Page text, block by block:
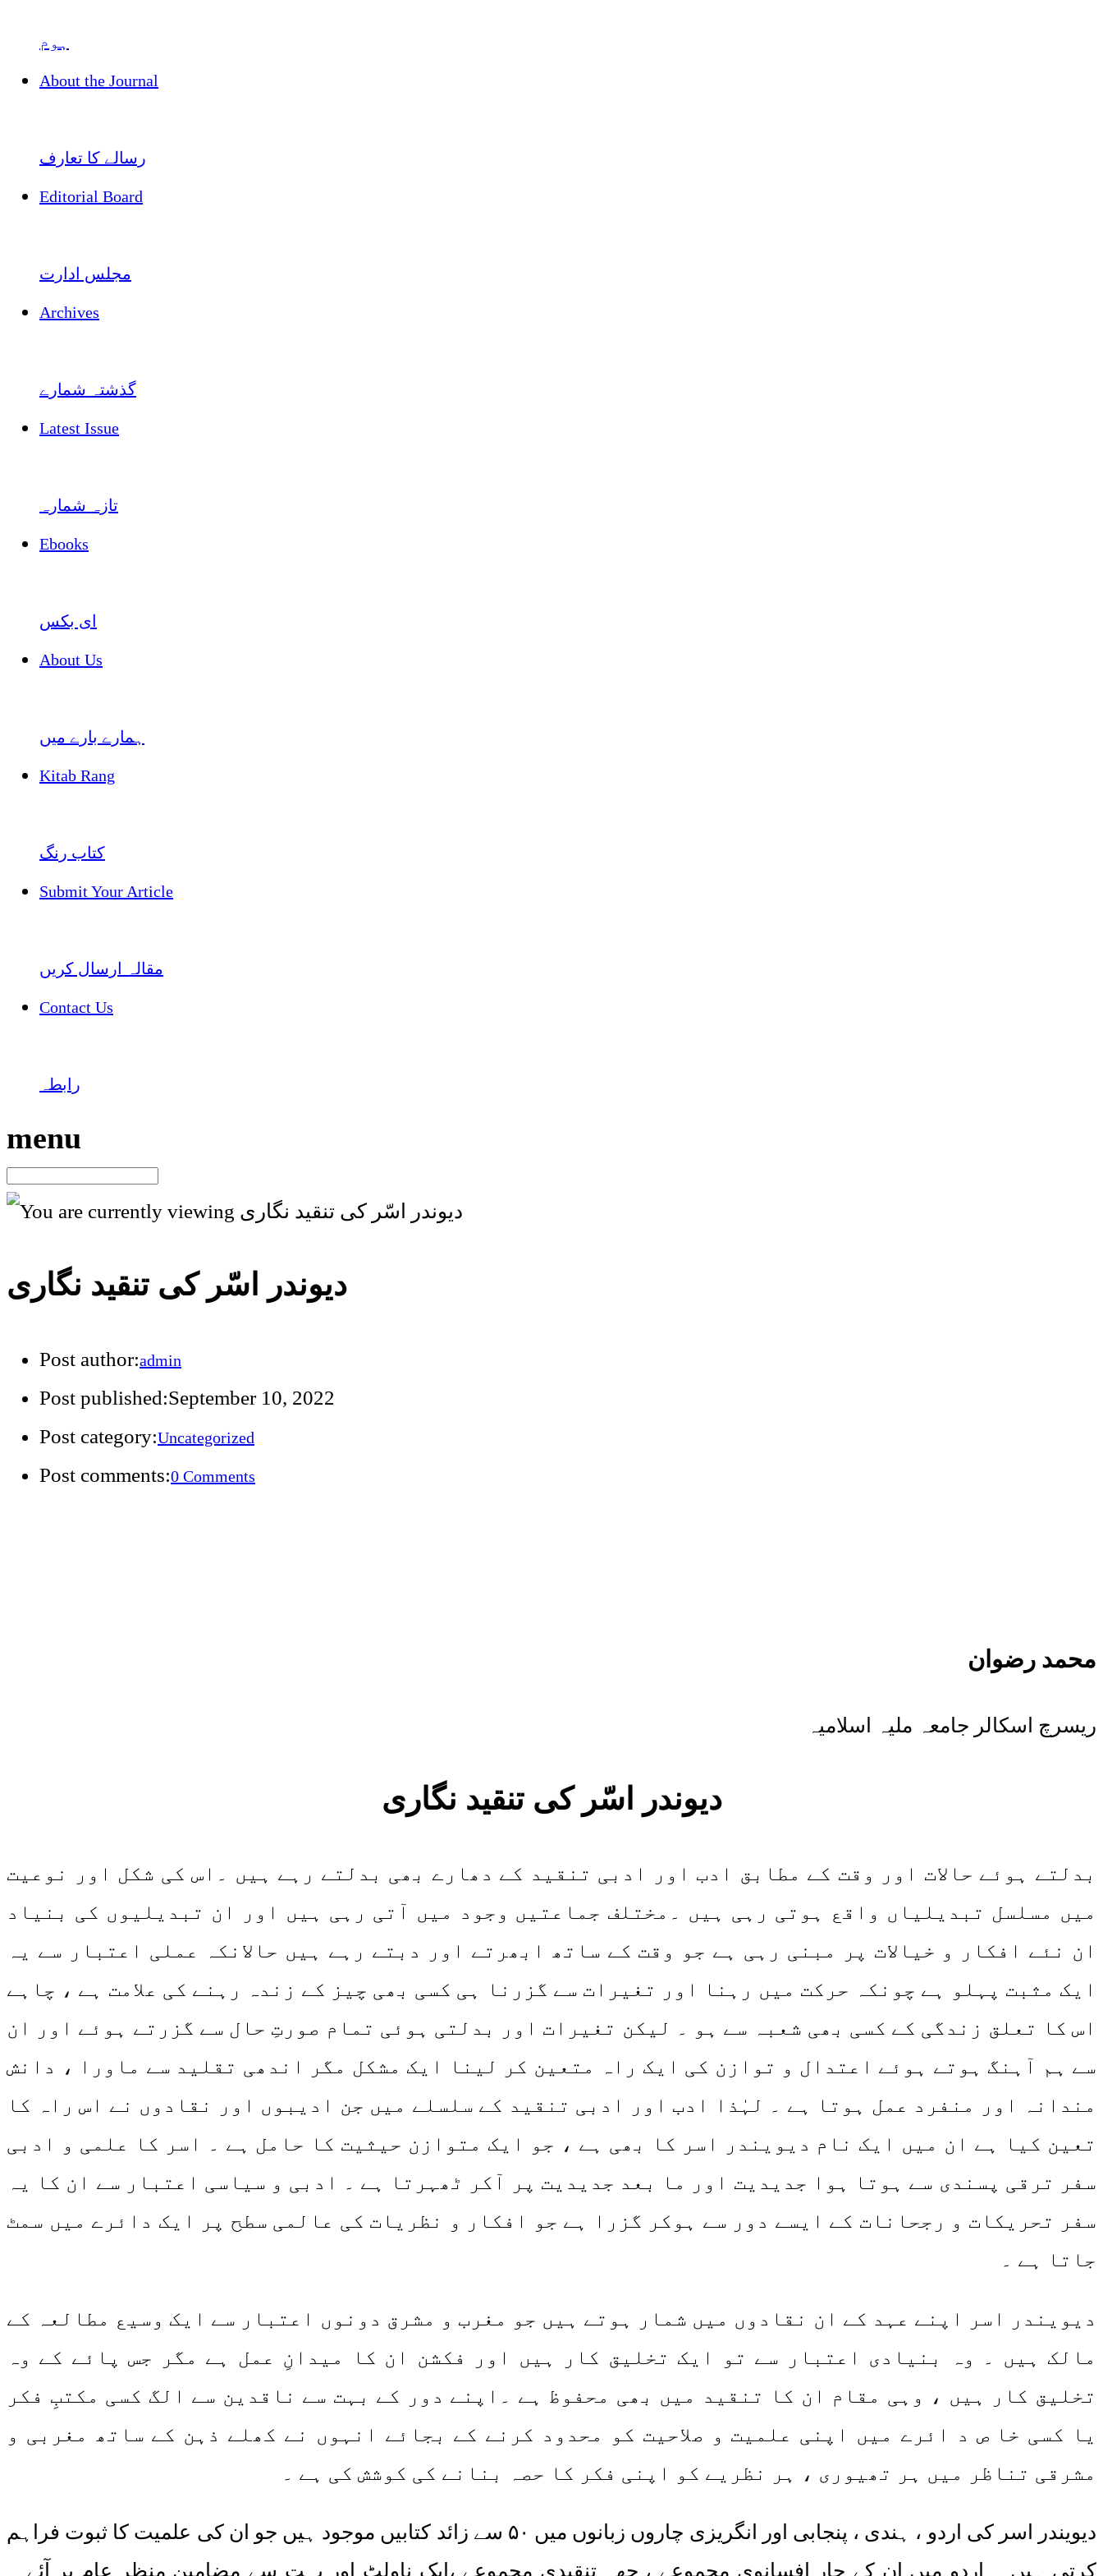
ہوم
About the Journal
رسالے کا تعارف
Editorial Board
مجلس ادارت
Archives
گذشتہ شمارے
Latest Issue
تازہ شمارہ
Ebooks
ای بکس
About Us
ہمارے بارے میں
Kitab Rang
کتاب رنگ
Submit Your Article
مقالہ ارسال کریں
Contact Us
رابطہ
menu
دیوندر اسّر کی تنقید نگاری
Post author:admin
Post published:September 10, 2022
Post category:Uncategorized
Post comments:0 Comments
محمد رضوان
ریسرچ اسکالر جامعہ ملیہ اسلامیہ
دیوندر اسّر کی تنقید نگاری
بدلتے ہوئے حالات اور وقت کے مطابق ادب اور ادبی تنقید کے دھارے بھی بدلتے رہے ہیں ۔اس کی شکل اور نوعیت
میں مسلسل تبدیلیاں واقع ہوتی رہی ہیں ۔مختلف جماعتیں وجود میں آتی رہی ہیں اور ان تبدیلیوں کی بنیاد
ان نئے افکار و خیالات پر مبنی رہی ہے جو وقت کے ساتھ ابھرتے اور دبتے رہے ہیں حالانکہ عملی اعتبار سے یہ
ایک مثبت پہلو ہے چونکہ حرکت میں رہنا اور تغیرات سے گزرنا ہی کسی بھی چیز کے زندہ رہنے کی علامت ہے ، چاہے
اس کا تعلق زندگی کے کسی بھی شعبہ سے ہو ۔ لیکن تغیرات اور بدلتی ہوئی تمام صورتِ حال سے گزرتے ہوئے اور ان
سے ہم آہنگ ہوتے ہوئے اعتدال و توازن کی ایک راہ متعین کر لینا ایک مشکل مگر اندھی تقلید سے ماورا ، دانش
مندانہ اور منفرد عمل ہوتا ہے ۔ لہٰذا ادب اور ادبی تنقید کے سلسلے میں جن ادیبوں اور نقادوں نے اس راہ کا
تعین کیا ہے ان میں ایک نام دیویندر اسر کا بھی ہے ، جو ایک متوازن حیثیت کا حامل ہے ۔ اسر کا علمی و ادبی
سفر ترقی پسندی سے ہوتا ہوا جدیدیت اور ما بعد جدیدیت پر آکر ٹھہرتا ہے ۔ ادبی و سیاسی اعتبار سے ان کا یہ
سفر تحریکات و رجحانات کے ایسے دور سے ہوکر گزرا ہے جو افکار و نظریات کی عالمی سطح پر ایک دائرے میں سمٹ
جاتا ہے ۔
دیویندر اسر اپنے عہد کے ان نقادوں میں شمار ہوتے ہیں جو مغرب و مشرق دونوں اعتبار سے ایک وسیع مطالعہ کے
مالک ہیں ۔ وہ بنیادی اعتبار سے تو ایک تخلیق کار ہیں اور فکشن ان کا میدانِ عمل ہے مگر جس پائے کے وہ
تخلیق کار ہیں ، وہی مقام ان کا تنقید میں بھی محفوظ ہے ۔اپنے دور کے بہت سے ناقدین سے الگ کسی مکتبِ فکر
یا کسی خا ص د ائرے میں اپنی علمیت و صلاحیت کو محدود کرنے کے بجائے انہوں نے کھلے ذہن کے ساتھ مغربی و
مشرقی تناظر میں ہر تھیوری ، ہر نظریے کو اپنی فکر کا حصہ بنانے کی کوشش کی ہے ۔
دیویندر اسر کی اردو ، ہندی ، پنجابی اور انگریزی چاروں زبانوں میں ۵۰ سے زائد کتابیں موجود ہیں جو ان کی علمیت کا ثبوت فراہم
کرتی ہیں ۔ اردو میں ان کے چار افسانوی مجموعے ، چھہ تنقیدی مجموعے ،ایک ناولٹ اور بہت سے مضامین منظرِ عام پر آئے ۔